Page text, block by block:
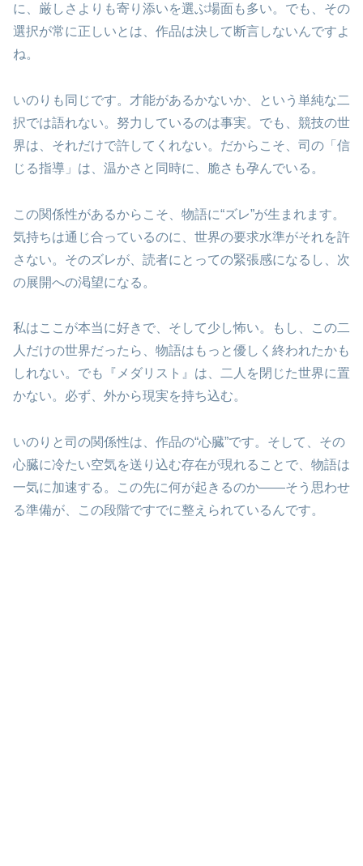
に、厳しさよりも寄り添いを選ぶ場面も多い。でも、その
選択が常に正しいとは、作品は決して断言しないんですよ
ね。
いのりも同じです。才能があるかないか、という単純な二
択では語れない。努力しているのは事実。でも、競技の世
界は、それだけで許してくれない。だからこそ、司の「信
じる指導」は、温かさと同時に、脆さも孕んでいる。
この関係性があるからこそ、物語に“ズレ”が生まれます。
気持ちは通じ合っているのに、世界の要求水準がそれを許
さない。そのズレが、読者にとっての緊張感になるし、次
の展開への渇望になる。
私はここが本当に好きで、そして少し怖い。もし、この二
人だけの世界だったら、物語はもっと優しく終われたかも
しれない。でも『メダリスト』は、二人を閉じた世界に置
かない。必ず、外から現実を持ち込む。
いのりと司の関係性は、作品の“心臓”です。そして、その
心臓に冷たい空気を送り込む存在が現れることで、物語は
一気に加速する。この先に何が起きるのか――そう思わせ
る準備が、この段階ですでに整えられているんです。